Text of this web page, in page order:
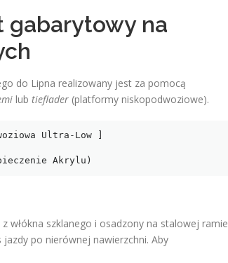
gabarytowy na
do Lipna realizowany jest za pomocą
lub tieflader (platformy niskopodwoziowe).
włókna szklanego i osadzony na stalowej ramie
po nierównej nawierzchni. Aby